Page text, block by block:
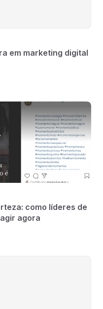
em marketing digital
como líderes de
agora